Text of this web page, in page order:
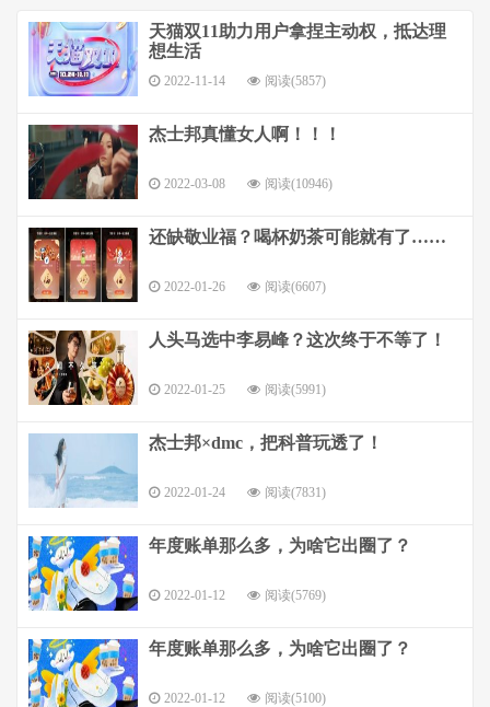
天猫双11助力用户拿捏主动权，抵达理
想生活
2022-11-14 阅读(5857)
杰士邦真懂女人啊！！！
2022-03-08 阅读(10946)
还缺敬业福？喝杯奶茶可能就有了……
2022-01-26 阅读(6607)
人头马选中李易峰？这次终于不等了！
2022-01-25 阅读(5991)
杰士邦×dmc，把科普玩透了！
2022-01-24 阅读(7831)
年度账单那么多，为啥它出圈了？
2022-01-12 阅读(5769)
年度账单那么多，为啥它出圈了？
2022-01-12 阅读(5100)